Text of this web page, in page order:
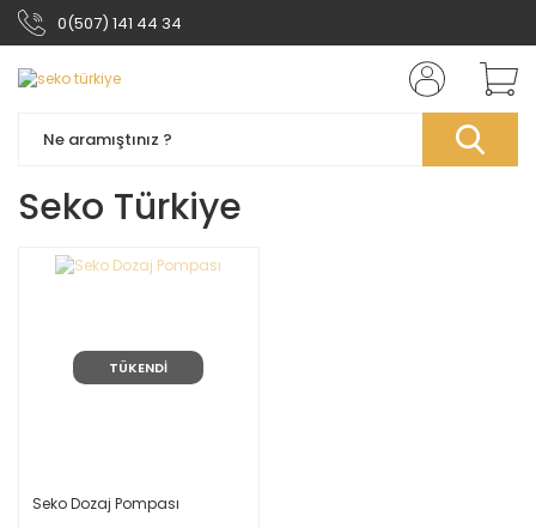
0(507) 141 44 34
Seko Türkiye
TÜKENDİ
Seko Dozaj Pompası